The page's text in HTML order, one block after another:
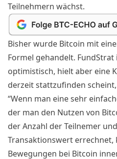
Teilnehmern wächst.
Bisher wurde Bitcoin mit
Formel gehandelt. FundStrat
optimistisch, hielt aber eine
derzeit stattzufinden
“Wenn man eine sehr
der man den Nutzen von
der Anzahl der Teilnemer
Transaktionswert errechnet,
Bewegungen bei Bitcoin